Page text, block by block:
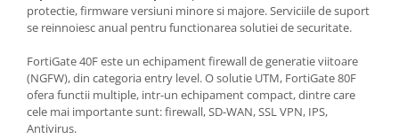
protectie, firmware versiuni minore si majore. Serviciile de suport
se reinnoiesc anual pentru functionarea solutiei de securitate.
FortiGate 40F este un echipament firewall de generatie viitoare
(NGFW), din categoria entry level. O solutie UTM, FortiGate 80F
ofera functii multiple, intr-un echipament compact, dintre care
cele mai importante sunt: firewall, SD-WAN, SSL VPN, IPS,
Antivirus.